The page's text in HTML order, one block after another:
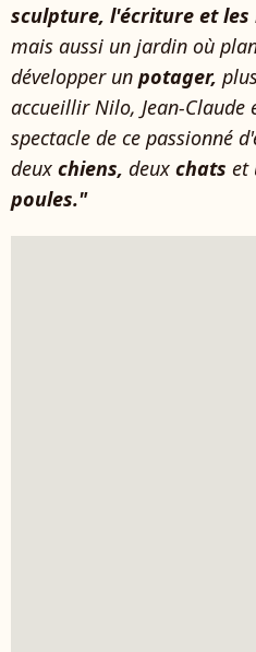
sculpture, l'écriture et
mais aussi un jardin où
développer un potager,
accueillir Nilo, Jean-Claude
spectacle de ce passionné
deux chiens, deux chats et
poules."